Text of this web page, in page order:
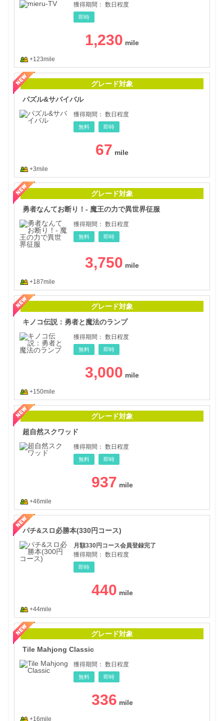
獲得期間： 数日程度
即時
1,230
+123mile
グレード対象
パズル&サバイバル
獲得期間： 数日程度
無料 即時
67
+3mile
グレード対象
勇者なんてお断り！- 魔王の力で異世界征服
獲得期間： 数日程度
無料 即時
3,750
+187mile
グレード対象
キノコ伝説：勇者と魔法のランプ
獲得期間： 数日程度
無料 即時
3,000
+150mile
グレード対象
超自然スクワッド
獲得期間： 数日程度
無料 即時
937
+46mile
パチ&スロ必勝本(330円コース)
月額330円コース会員登録完了
獲得期間： 数日程度
即時
440
+44mile
グレード対象
Tile Mahjong Classic
獲得期間： 数日程度
無料 即時
336
+16mile